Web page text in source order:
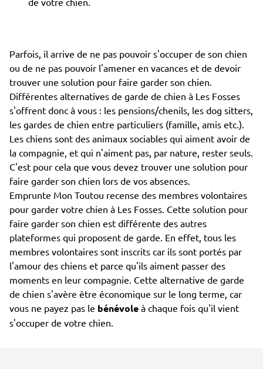
Parfois, il arrive de ne pas pouvoir s'occuper de son chien
ou de ne pas pouvoir l'amener en vacances et de devoir
trouver une solution pour faire garder son chien.
Différentes alternatives de garde de chien à Les Fosses
s'offrent donc à vous : les pensions/chenils, les dog sitters,
les gardes de chien entre particuliers (famille, amis etc.).
Les chiens sont des animaux sociables qui aiment avoir de
la compagnie, et qui n'aiment pas, par nature, rester seuls.
C'est pour cela que vous devez trouver une solution pour
faire garder son chien lors de vos absences.
Emprunte Mon Toutou recense des membres volontaires
pour garder votre chien à Les Fosses. Cette solution pour
faire garder son chien est différente des autres
plateformes qui proposent de garde. En effet, tous les
membres volontaires sont inscrits car ils sont portés par
l'amour des chiens et parce qu'ils aiment passer des
moments en leur compagnie. Cette alternative de garde
de chien s'avère être économique sur le long terme, car
vous ne payez pas le bénévole à chaque fois qu'il vient
s'occuper de votre chien.